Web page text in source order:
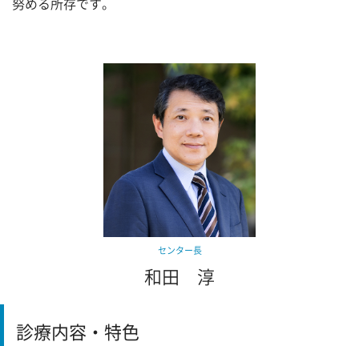
センター長
和田 淳
診療内容・特色